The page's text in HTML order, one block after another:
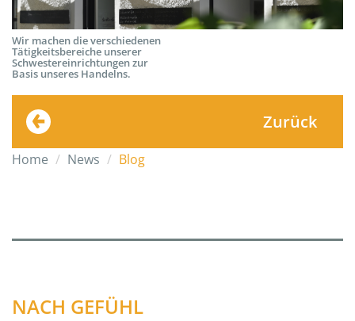
Wir machen die verschiedenen
Tätigkeitsbereiche unserer
Schwestereinrichtungen zur
Basis unseres Handelns.
Zurück
Home News Blog
NACH GEFÜHL